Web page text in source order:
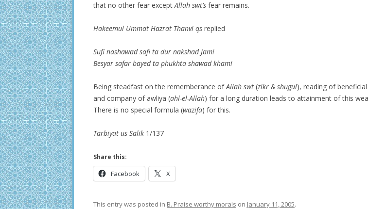
that no other fear exceptAllah swt’s fear remains.
Hakeemul Ummat Hazrat Thanvi qs replied
Sufi nashawad safi ta dur nakshad Jami
Besyar safar bayed ta phukhta shawad khami
Being steadfast on the rememberance ofAllah swt (zikr & shugul), reading of
and company of awliya (ahl-el-Allah) for a long duration leads to attainment of this
There is no special formula (wazifa) for this.
Tarbiyat us Salik 1/137
Share this:
Facebook X
This entry was posted in B. Praise worthy morals on January 11, 2005.